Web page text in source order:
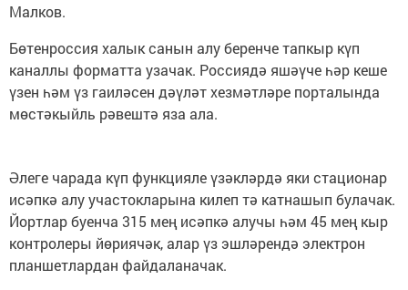
Малков.
Бөтенроссия халык санын алу беренче тапкыр күп
каналлы форматта узачак. Россиядә яшәүче һәр кеше
үзен һәм үз гаиләсен дәүләт хезмәтләре порталында
мөстәкыйль рәвештә яза ала.
Әлеге чарада күп функцияле үзәкләрдә яки стационар
исәпкә алу участокларына килеп тә катнашып булачак.
Йортлар буенча 315 мең исәпкә алучы һәм 45 мең кыр
контролеры йөриячәк, алар үз эшләрендә электрон
планшетлардан файдаланачак.